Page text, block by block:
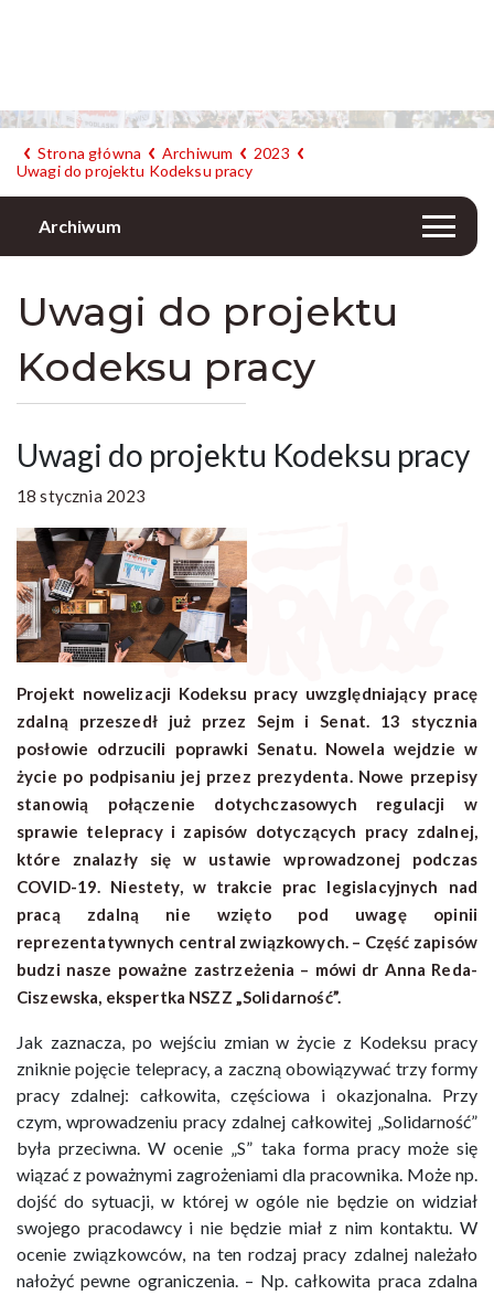
Strona główna Archiwum
2023
Uwagi do projektu Kodeksu pracy
Archiwum
Uwagi do projektu
Kodeksu pracy
Uwagi do projektu Kodeksu pracy
18 stycznia 2023
Projekt nowelizacji Kodeksu pracy uwzględniający pracę
zdalną przeszedł już przez Sejm i Senat. 13 stycznia
posłowie odrzucili poprawki Senatu. Nowela wejdzie w
życie po podpisaniu jej przez prezydenta. Nowe przepisy
stanowią połączenie dotychczasowych regulacji w
sprawie telepracy i zapisów dotyczących pracy zdalnej,
które znalazły się w ustawie wprowadzonej podczas
COVID-19. Niestety, w trakcie prac legislacyjnych nad
pracą zdalną nie wzięto pod uwagę opinii
reprezentatywnych central związkowych. – Część zapisów
budzi nasze poważne zastrzeżenia – mówi dr Anna Reda-
Ciszewska, ekspertka NSZZ „Solidarność”.
Jak zaznacza, po wejściu zmian w życie z Kodeksu pracy
zniknie pojęcie telepracy, a zaczną obowiązywać trzy formy
pracy zdalnej: całkowita, częściowa i okazjonalna. Przy
czym, wprowadzeniu pracy zdalnej całkowitej „Solidarność”
była przeciwna. W ocenie „S” taka forma pracy może się
wiązać z poważnymi zagrożeniami dla pracownika. Może np.
dojść do sytuacji, w której w ogóle nie będzie on widział
swojego pracodawcy i nie będzie miał z nim kontaktu. W
ocenie związkowców, na ten rodzaj pracy zdalnej należało
nałożyć pewne ograniczenia. – Np. całkowita praca zdalna